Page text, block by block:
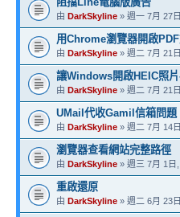
由 DarkSkyline » 週一 7月 27
用Chrome瀏覽器開啟
由 DarkSkyline » 週二 7月 21
讓Windows開啟HEIC照
由 DarkSkyline » 週二 7月 21
UMail代收Gamil信箱問題
由 DarkSkyline » 週二 7月 14
瀏覽器查看網站完整路徑
由 DarkSkyline » 週三 7月 1日
重啟還原
由 DarkSkyline » 週二 6月 23